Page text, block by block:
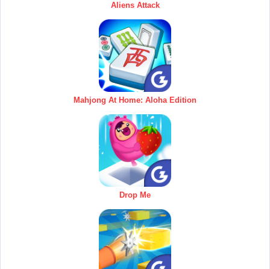
Aliens Attack
Mahjong At Home: Aloha Edition
Drop Me